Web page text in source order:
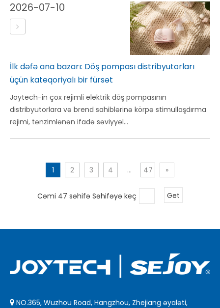
2026-07-10
İlk dəfə ana bazarı: Döş pompası distribyutorları
üçün kateqoriyalı bir fürsət
Joytech-in çox rejimli elektrik döş pompasının
distribyutorlara və brend sahiblərinə körpə stimullaşdırma
rejimi, tənzimlənən ifadə səviyyəl...
1 2 3 4 ... 47 »
Cəmi 47 səhifə Səhifəyə keç Get
 NO.365, Wuzhou Road, Hangzhou, Zhejiang əyaləti,